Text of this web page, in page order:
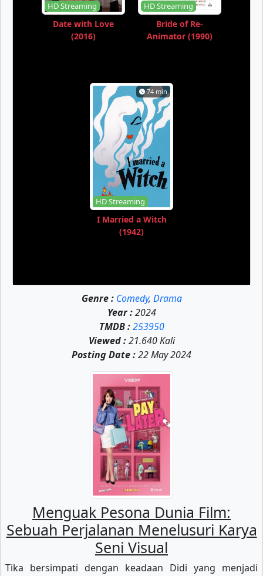
HD Streaming
Date with Love
(2016)
HD Streaming
Bride of Re-
Animator (1990)
74 min
HD Streaming
I Married a Witch
(1942)
Genre : Comedy, Drama
Year :2024
TMDB : 253950
Viewed :21.640 Kali
Posting Date :22 May 2024
Menguak Pesona Dunia Film:
Sebuah Perjalanan Menelusuri Karya
Seni Visual
Tika bersimpati dengan keadaan Didi yang menjadi